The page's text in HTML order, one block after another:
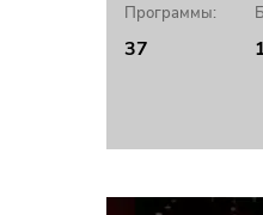
Программы:
37